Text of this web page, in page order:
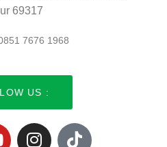
69317
7676 1968
US :